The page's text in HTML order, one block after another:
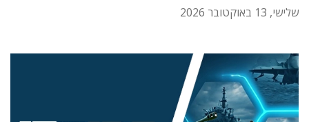
שלישי, 13 באוקטובר 2026